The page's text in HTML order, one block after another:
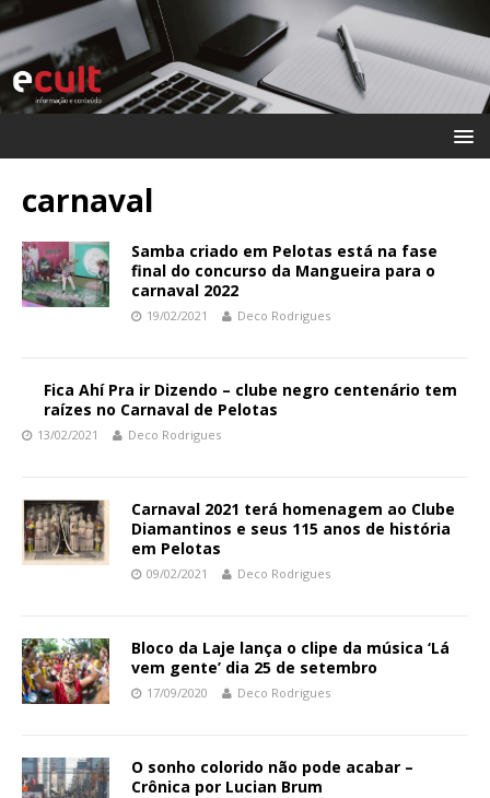
carnaval
Samba criado em Pelotas está na fase
final do concurso da Mangueira para o
carnaval 2022
19/02/2021 Deco Rodrigues
Fica Ahí Pra ir Dizendo – clube negro centenário tem
raízes no Carnaval de Pelotas
13/02/2021 Deco Rodrigues
Carnaval 2021 terá homenagem ao Clube
Diamantinos e seus 115 anos de história
em Pelotas
09/02/2021 Deco Rodrigues
Bloco da Laje lança o clipe da música ‘Lá
vem gente’ dia 25 de setembro
17/09/2020 Deco Rodrigues
O sonho colorido não pode acabar –
Crônica por Lucian Brum